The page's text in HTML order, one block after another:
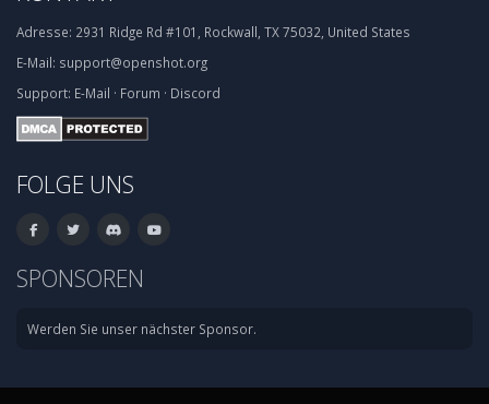
Adresse: 2931 Ridge Rd #101, Rockwall, TX 75032, United States
E-Mail: support@openshot.org
Support: E-Mail · Forum · Discord
FOLGE UNS
SPONSOREN
Werden Sie unser nächster Sponsor.